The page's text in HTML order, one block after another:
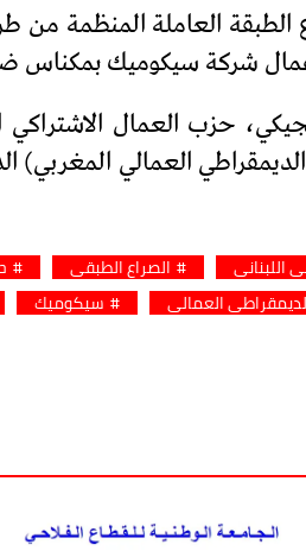
العاملة المنظمة
شركة سيكوميك بمكناس
حزب العمال
العمالي المغربي)
اللبناني الصراع الطبقي
العمالي سيكوميك